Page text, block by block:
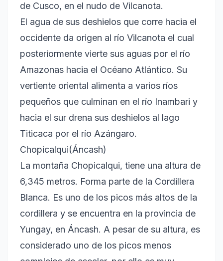
de Cusco, en el nudo de Vilcanota.
El agua de sus deshielos que corre hacia el
occidente da origen al río Vilcanota el cual
posteriormente vierte sus aguas por el río
Amazonas hacia el Océano Atlántico. Su
vertiente oriental alimenta a varios ríos
pequeños que culminan en el río Inambari y
hacia el sur drena sus deshielos al lago
Titicaca por el río Azángaro.
Chopicalqui(Áncash)
La montaña Chopicalqui, tiene una altura de
6,345 metros. Forma parte de la Cordillera
Blanca. Es uno de los picos más altos de la
cordillera y se encuentra en la provincia de
Yungay, en Áncash. A pesar de su altura, es
considerado uno de los picos menos